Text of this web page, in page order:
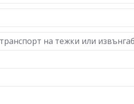
на тежки или